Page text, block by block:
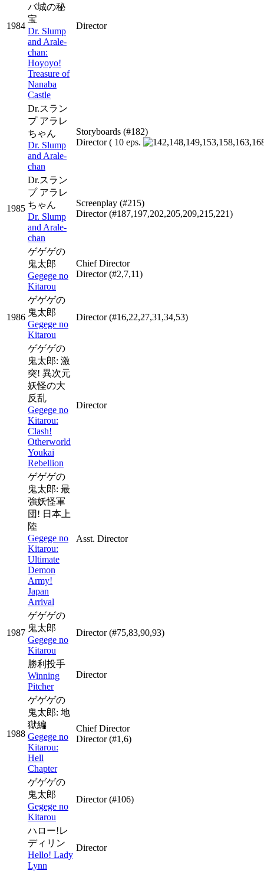
1984
バ城の秘
宝
Dr. Slump
and Arale-
chan:
Hoyoyo!
Treasure of
Nanaba
Castle
Director
Dr.スラン
プ アラレ
ちゃん
Dr. Slump
and Arale-
chan
Storyboards (#182)
Director( 10 eps.
1985
Dr.スラン
プ アラレ
ちゃん
Dr. Slump
and Arale-
chan
Screenplay (#215)
Director(#187,197,202,205,209,215,221)
ゲゲゲの
鬼太郎
Gegege no
Kitarou
Chief Director
Director(#2,7,11)
1986
ゲゲゲの
鬼太郎
Gegege no
Kitarou
Director(#16,22,27,31,34,53)
ゲゲゲの
鬼太郎: 激
突! 異次元
妖怪の大
反乱
Gegege no
Kitarou:
Clash!
Otherworld
Youkai
Rebellion
Director
ゲゲゲの
鬼太郎: 最
強妖怪軍
団! 日本上
陸
Gegege no
Kitarou:
Ultimate
Demon
Army!
Japan
Arrival
Asst. Director
1987
ゲゲゲの
鬼太郎
Gegege no
Kitarou
Director(#75,83,90,93)
勝利投手
Winning
Pitcher
Director
1988
ゲゲゲの
鬼太郎: 地
獄編
Gegege no
Kitarou:
Hell
Chapter
Chief Director
Director(#1,6)
ゲゲゲの
鬼太郎
Gegege no
Kitarou
Director(#106)
ハロー!レ
ディリン
Hello! Lady
Lynn
Director